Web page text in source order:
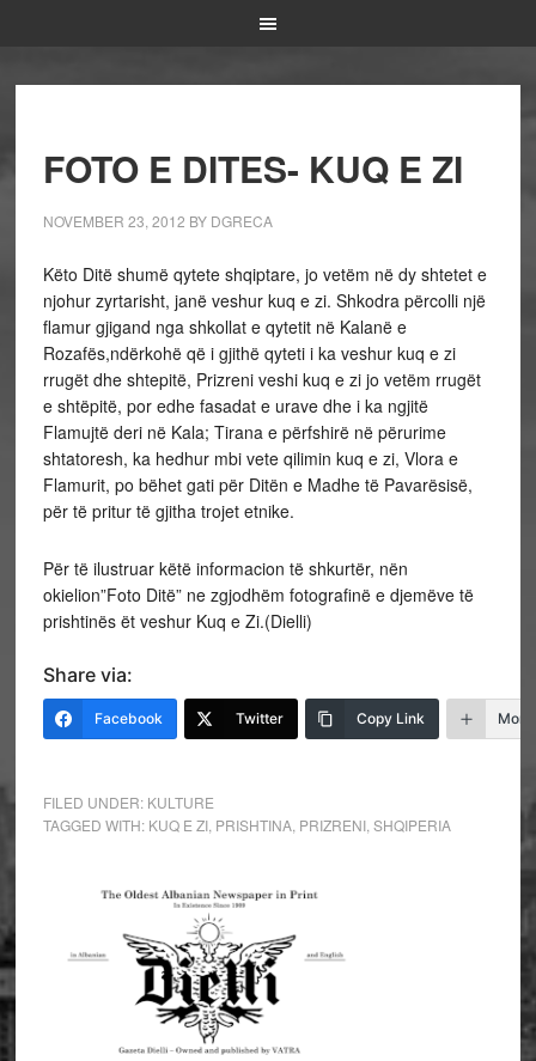
FOTO E DITES- KUQ E ZI
NOVEMBER 23, 2012 BY DGRECA
Këto Ditë shumë qytete shqiptare, jo vetëm në dy shtetet e
njohur zyrtarisht, janë veshur kuq e zi. Shkodra përcolli një
flamur gjigand nga shkollat e qytetit në Kalanë e
Rozafës,ndërkohë që i gjithë qyteti i ka veshur kuq e zi
rrugët dhe shtepitë, Prizreni veshi kuq e zi jo vetëm rrugët
e shtëpitë, por edhe fasadat e urave dhe i ka ngjitë
Flamujtë deri në Kala; Tirana e përfshirë në përurime
shtatoresh, ka hedhur mbi vete qilimin kuq e zi, Vlora e
Flamurit, po bëhet gati për Ditën e Madhe të Pavarësisë,
për të pritur të gjitha trojet etnike.
Për të ilustruar këtë informacion të shkurtër, nën
okielion”Foto Ditë” ne zgjodhëm fotografinë e djemëve të
prishtinës ët veshur Kuq e Zi.(Dielli)
Share via:
Facebook Twitter Copy Link More
FILED UNDER: KULTURE
TAGGED WITH: KUQ E ZI, PRISHTINA, PRIZRENI, SHQIPERIA